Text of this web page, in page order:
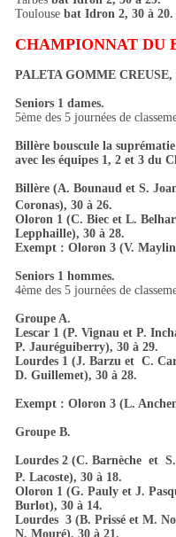
Toulouse bat Idron 2, 30 à 20.
CHAMPIONNAT DU
PALETA GOMME
Seniors 1 dames.
5ème des 5 journées de
Billère bouscule la
avec les équipes 1, 2 et 3 du
Billère (A. Bounaud et S.
Coronas), 30 à 26.
Oloron 1 (C. Biec et L.
Lepphaille), 30 à 28.
Exempt : Oloron 3 (V.
Seniors 1 hommes.
4ème des 5 journées de
Groupe A.
Lescar 1 (P. Vignau et P.
P. Jauréguiberry), 30 à 29.
Lourdes 1 (J. Barzu et C.
D. Guillemet), 30 à 28.
Exempt : Oloron 3 (L.
Groupe B.
Lourdes 2 (C. Barnèche et
P. Lacoste), 30 à 18.
Oloron 1 (G. Pauly et J.
Burlot), 30 à 14.
Lourdes 3 (B. Prissé et M.
N. Mouré), 30 à 21.